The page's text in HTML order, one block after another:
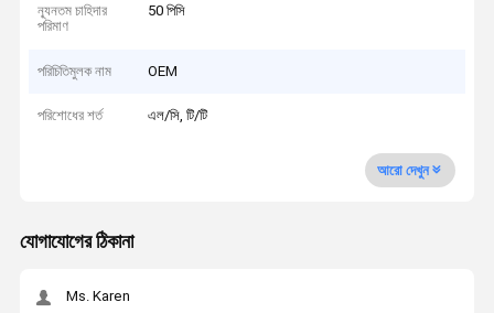
ন্যূনতম চাহিদার
পরিমাণ
50 পিসি
পরিচিতিমুলক নাম OEM
পরিশোধের শর্ত এল/সি, টি/টি
আরো দেখুন
যোগাযোগের ঠিকানা
Ms. Karen